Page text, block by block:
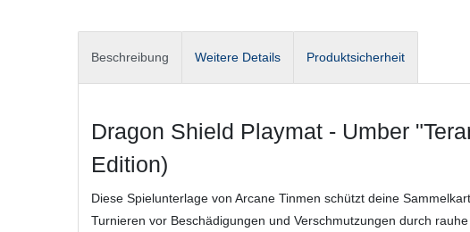
Beschreibung Weitere Details Produktsicherheit
Dragon Shield Playmat - Umber
Edition)
Diese Spielunterlage von Arcane Tinmen schützt deine
Turnieren vor Beschädigungen und Verschmutzungen durch